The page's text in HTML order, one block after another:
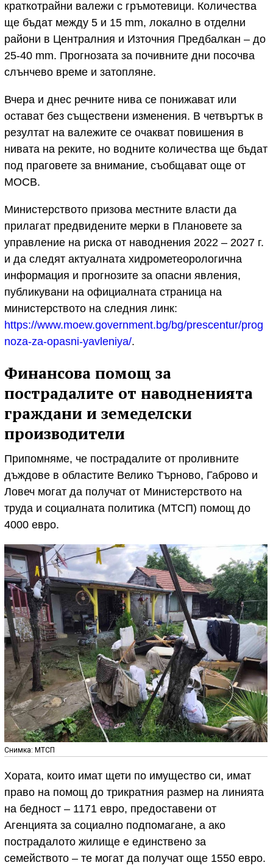
краткотрайни валежи с гръмотевици. Количества
ще бъдат между 5 и 15 mm, локално в отделни
райони в Централния и Източния Предбалкан – до
25-40 mm. Прогнозата за почивните дни посочва
слънчево време и затопляне.
Вчера и днес речните нива се понижават или
остават без съществени изменения. В четвъртък в
резултат на валежите се очакват повишения в
нивата на реките, но водните количества ще бъдат
под праговете за внимание, съобщават още от
МОСВ.
Министерството призова местните власти да
прилагат предвидените мерки в Плановете за
управление на риска от наводнения 2022 – 2027 г.
и да следят актуалната хидрометеорологична
информация и прогнозите за опасни явления,
публикувани на официалната страница на
министерството на следния линк:
https://www.moew.government.bg/bg/prescentur/prog
noza-za-opasni-yavleniya/.
Финансова помощ за
пострадалите от наводненията
граждани и земеделски
производители
Припомняме, че пострадалите от проливните
дъждове в областите Велико Търново, Габрово и
Ловеч могат да получат от Министерството на
труда и социалната политика (МТСП) помощ до
4000 евро.
Снимка: МТСП
Хората, които имат щети по имущество си, имат
право на помощ до трикратния размер на линията
на бедност – 1171 евро, предоставени от
Агенцията за социално подпомагане, а ако
пострадалото жилище е единствено за
семейството – те могат да получат още 1550 евро.